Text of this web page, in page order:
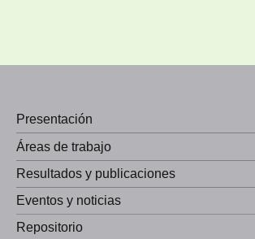
Presentación
Áreas de trabajo
Resultados y publicaciones
Eventos y noticias
Repositorio